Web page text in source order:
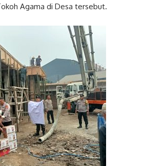
Agama di Desa tersebut.